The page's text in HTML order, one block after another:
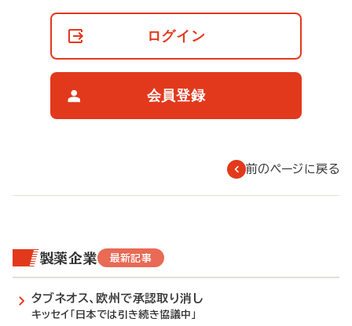
ログイン
会員登録
前のページに戻る
製薬企業 最新記事
タブネオス、欧州で承認取り消し
キッセイ「日本では引き続き協議中」